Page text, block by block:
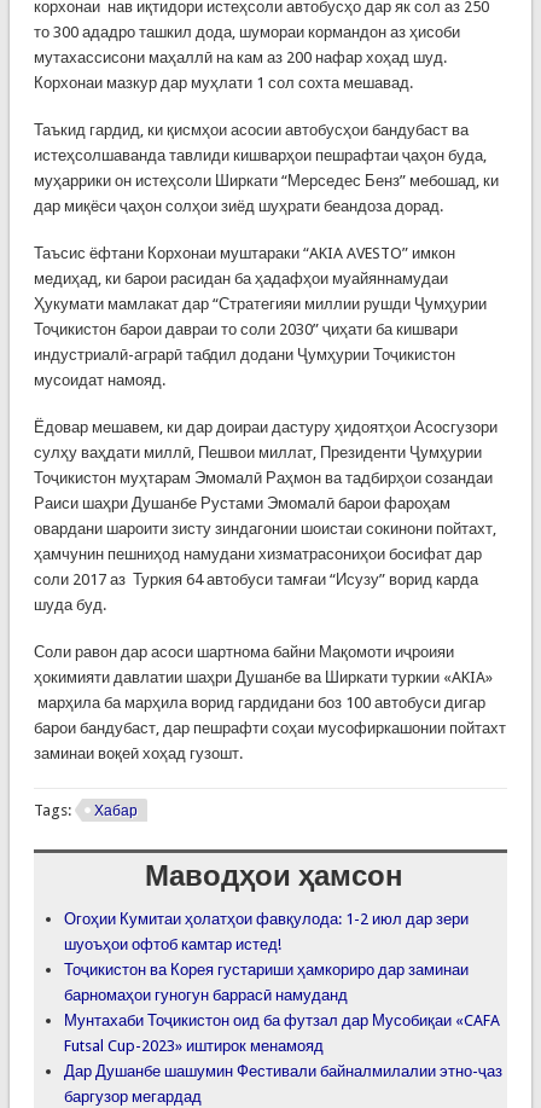
корхонаи нав иқтидори истеҳсоли автобусҳо дар як сол аз 250
то 300 ададро ташкил дода, шумораи кормандон аз ҳисоби
мутахассисони маҳаллӣ на кам аз 200 нафар хоҳад шуд.
Корхонаи мазкур дар муҳлати 1 сол сохта мешавад.
Таъкид гардид, ки қисмҳои асосии автобусҳои бандубаст ва
истеҳсолшаванда тавлиди кишварҳои пешрафтаи ҷаҳон буда,
муҳаррики он истеҳсоли Ширкати “Мерседес Бенз” мебошад, ки
дар миқёси ҷаҳон солҳои зиёд шуҳрати беандоза дорад.
Таъсис ёфтани Корхонаи муштараки “AKIA AVESTO” имкон
медиҳад, ки барои расидан ба ҳадафҳои муайяннамудаи
Ҳукумати мамлакат дар “Стратегияи миллии рушди Ҷумҳурии
Тоҷикистон барои давраи то соли 2030” ҷиҳати ба кишвари
индустриалӣ-аграрӣ табдил додани Ҷумҳурии Тоҷикистон
мусоидат намояд.
Ёдовар мешавем, ки дар доираи дастуру ҳидоятҳои Асосгузори
сулҳу ваҳдати миллӣ, Пешвои миллат, Президенти Ҷумҳурии
Тоҷикистон муҳтарам Эмомалӣ Раҳмон ва тадбирҳои созандаи
Раиси шаҳри Душанбе Рустами Эмомалӣ барои фароҳам
овардани шароити зисту зиндагонии шоистаи сокинони пойтахт,
ҳамчунин пешниҳод намудани хизматрасониҳои босифат дар
соли 2017 аз Туркия 64 автобуси тамғаи “Исузу” ворид карда
шуда буд.
Соли равон дар асоси шартнома байни Мақомоти иҷроияи
ҳокимияти давлатии шаҳри Душанбе ва Ширкати туркии «AKIA»
марҳила ба марҳила ворид гардидани боз 100 автобуси дигар
барои бандубаст, дар пешрафти соҳаи мусофиркашонии пойтахт
заминаи воқеӣ хоҳад гузошт.
Tags: Хабар
Маводҳои ҳамсон
Огоҳии Кумитаи ҳолатҳои фавқулода: 1-2 июл дар зери
шуоъҳои офтоб камтар истед!
Тоҷикистон ва Корея густариши ҳамкориро дар заминаи
барномаҳои гуногун баррасӣ намуданд
Мунтахаби Тоҷикистон оид ба футзал дар Мусобиқаи «CAFA
Futsal Cup-2023» иштирок менамояд
Дар Душанбе шашумин Фестивали байналмилалии этно-ҷаз
баргузор мегардад